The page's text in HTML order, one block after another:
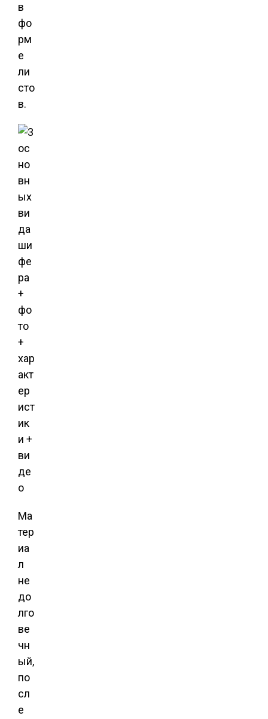
в
фо
рм
е
ли
сто
в.
Ма
тер
иа
л
не
до
лго
ве
чн
ый,
по
сл
е